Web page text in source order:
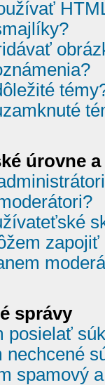
úrovne
správy
posielať
nechcené
spamový